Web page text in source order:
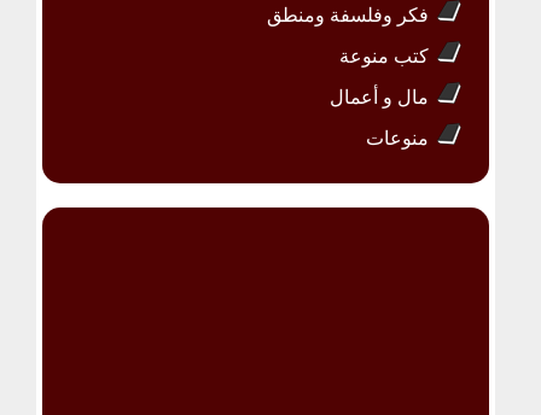
فكر وفلسفة ومنطق
كتب منوعة
مال و أعمال
منوعات